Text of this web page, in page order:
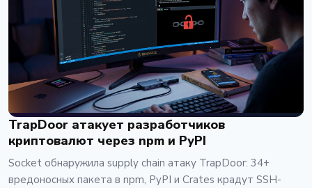
TrapDoor атакует разработчиков
криптовалют через npm и PyPI
Socket обнаружила supply chain атаку TrapDoor: 34+
вредоносных пакета в npm, PyPI и Crates крадут SSH-